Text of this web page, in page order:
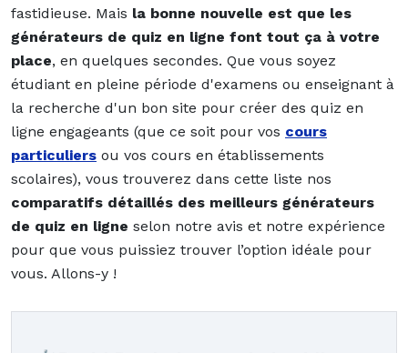
fastidieuse. Mais la bonne nouvelle est que les
générateurs de quiz en ligne font tout ça à votre
place, en quelques secondes. Que vous soyez
étudiant en pleine période d'examens ou enseignant à
la recherche d'un bon site pour créer des quiz en
ligne engageants (que ce soit pour vos cours
particuliers ou vos cours en établissements
scolaires), vous trouverez dans cette liste nos
comparatifs détaillés des meilleurs générateurs
de quiz en ligne selon notre avis et notre expérience
pour que vous puissiez trouver l’option idéale pour
vous. Allons-y !